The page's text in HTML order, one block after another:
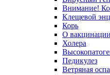
Внимание!
Клещевой
Корь
О
Холера
Педикулез
Ветряная оспа